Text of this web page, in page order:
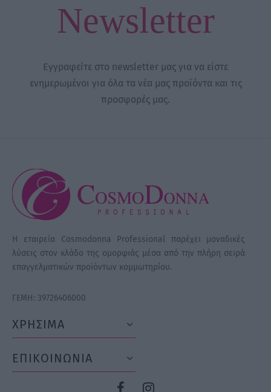
Newsletter
Εγγραφείτε στο newsletter μας για να είστε
ενημερωμένοι για όλα τα νέα μας προϊόντα και τις
προσφορές μας.
Η εταιρεία Cosmodonna Professional παρέχει μοναδικές
λύσεις στον κλάδο της ομορφιάς μέσα από την πλήρη σειρά
επαγγελματικών προϊόντων κομμωτηρίου.
ΓΕΜΗ: 39726406000
ΧΡΗΣΙΜΑ
ΕΠΙΚΟΙΝΩΝΙΑ